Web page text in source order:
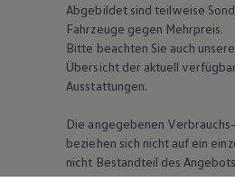
Abgebildet sind teilweise
Fahrzeuge gegen Mehrpreis.
Bitte beachten Sie auch
Übersicht der aktuell
Ausstattungen.
Die angegebenen
beziehen sich nicht auf ein
nicht Bestandteil des
Vergleichszwecken zwischen